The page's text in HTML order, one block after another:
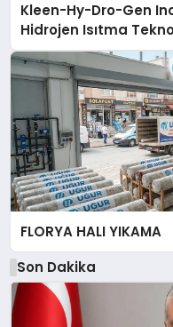
Kleen-Hy-Dro-Gen
Hidrojen Isıtma
Düzenleyici
FLORYA HALI YIKAMA
Son Dakika